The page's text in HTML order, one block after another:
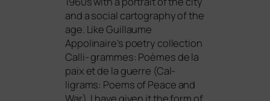
and a social car­to­gra­phy of the
age. Like Guillaume
Appolinaire’s poet­ry coll­ec­tion
Calli- gram­mes: Poèmes de la
paix et de la guer­re (Cal-
ligrams: Poems of Peace and
War), I have given it the form of